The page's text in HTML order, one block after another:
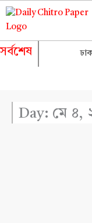
Skip
content
সর্বশেষ
Day: মে ৪,